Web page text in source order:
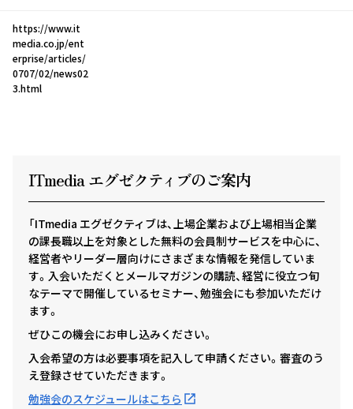
https://www.it
media.co.jp/ent
erprise/articles/
0707/02/news02
3.html
ITmedia エグゼクティ ブのご案内
「ITmedia エグゼクティブは、上場企業および上場相当企業
の課長職以上を対象とした無料の会員制サービスを中心に、
経営者やリーダー層向けにさまざまな情報を発信していま
す。入会いただくとメールマガジンの購読、経営に役立つ旬
なテーマで開催しているセミナー、勉強会にも参加いただけ
ます。
ぜひこの機会にお申し込みください。
入会希望の方は必要事項を記入して申請ください。審査のう
え登録させていただきます。
勉強会のスケジュールはこちら